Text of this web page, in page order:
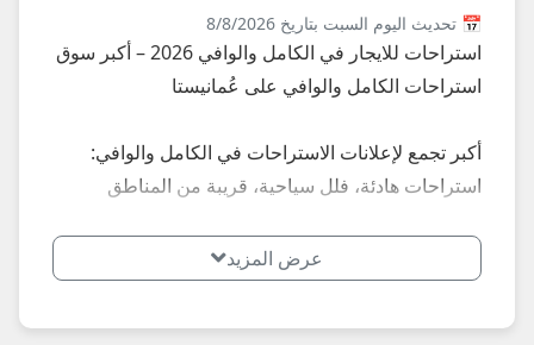
📅 تحديث اليوم السبت بتاريخ 8/8/2026
استراحات للايجار في الكامل والوافي 2026 – أكبر سوق
استراحات الكامل والوافي على عُمانيستا
أكبر تجمع لإعلانات الاستراحات في الكامل والوافي:
استراحات هادئة، فلل سياحية، قريبة من المناطق
محدثة يومياً – أسعار تبدأ من 20 ريال يومياً.
عرض المزيد